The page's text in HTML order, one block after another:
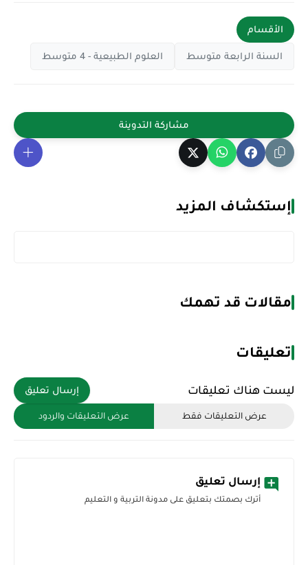
الأقسام
السنة الرابعة متوسط العلوم الطبيعية - 4 متوسط
إستكشاف المزيد
مقالات قد تهمك
تعليقات
ليست هناك تعليقات إرسال تعليق
عرض التعليقات فقط عرض التعليقات والردود
إرسال تعليق
أترك بصمتك بتعليق على مدونة التربية و التعليم